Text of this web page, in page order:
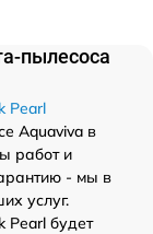
пылесоса
Pearl
Aquaviva в
работ и
- мы в
услуг.
Pearl будет